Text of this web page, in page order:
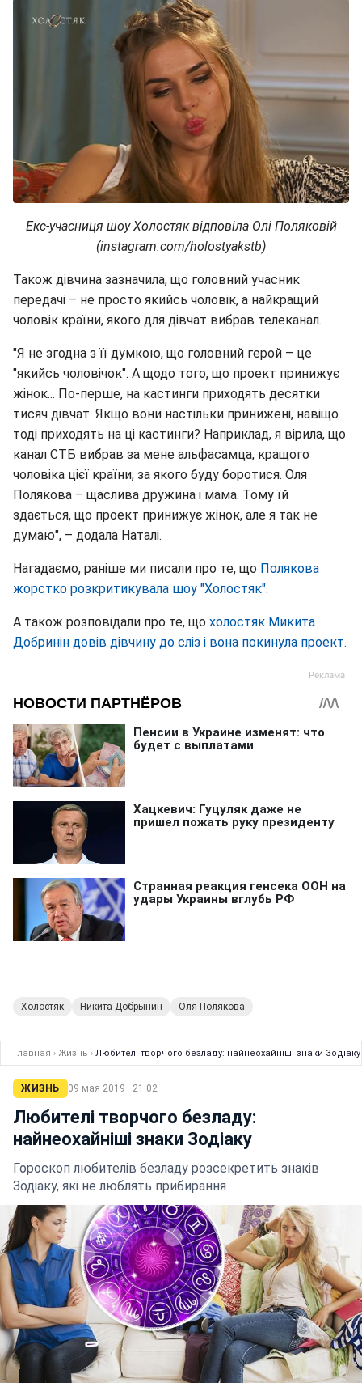
Екс-учасниця шоу Холостяк відповіла Олі Поляковій
(instagram.com/holostyakstb)
Також дівчина зазначила, що головний учасник
передачі – не просто якийсь чоловік, а найкращий
чоловік країни, якого для дівчат вибрав телеканал.
"Я не згодна з її думкою, що головний герой – це
"якийсь чоловічок". А щодо того, що проект принижує
жінок... По-перше, на кастинги приходять десятки
тисяч дівчат. Якщо вони настільки принижені, навіщо
тоді приходять на ці кастинги? Наприклад, я вірила, що
канал СТБ вибрав за мене альфасамца, кращого
чоловіка цієї країни, за якого буду боротися. Оля
Полякова – щаслива дружина і мама. Тому їй
здається, що проект принижує жінок, але я так не
думаю", – додала Наталі.
Нагадаємо, раніше ми писали про те, що Полякова
жорстко розкритикувала шоу "Холостяк".
А також розповідали про те, що холостяк Микита
Добринін довів дівчину до сліз і вона покинула проект.
Холостяк Никита Добрынин Оля Полякова
Главная › Жизнь › Любителі творчого безладу: найнеохайніші знаки Зодіаку
ЖИЗНЬ 09 мая 2019 · 21:02
Любителі творчого безладу:
найнеохайніші знаки Зодіаку
Гороскоп любителів безладу розсекретить знаків
Зодіаку, які не люблять прибирання